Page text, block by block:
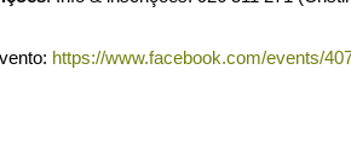
https://www.facebook.com/events/